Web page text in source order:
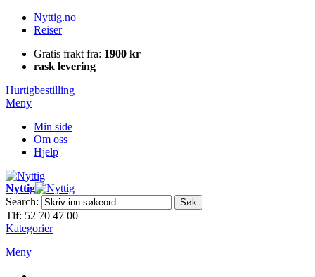
Nyttig.no
Reiser
Gratis frakt fra: 1900 kr
rask levering
Hurtigbestilling
Meny
Min side
Om oss
Hjelp
Nyttig
Search:
Søk
Tlf: 52 70 47 00
Kategorier
Meny